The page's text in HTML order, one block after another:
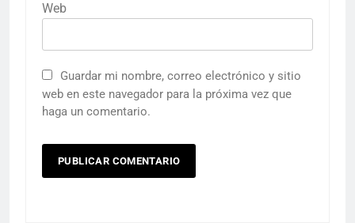
Web
Guardar mi nombre, correo electrónico y sitio
web en este navegador para la próxima vez que
haga un comentario.